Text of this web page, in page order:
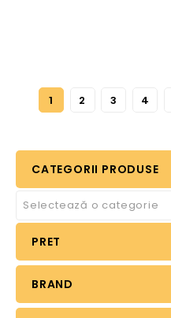
1 2 3 4
CATEGORII PRODUSE
Selectează o categorie
PRET
BRAND